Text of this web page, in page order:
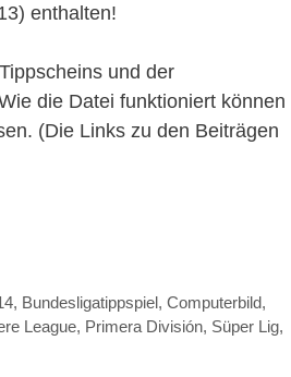
enthalten!
und der
die Datei funktioniert können
(Die Links zu den Beiträgen
, Bundesligatippspiel,Computerbild,
League, Primera División, Süper Lig,